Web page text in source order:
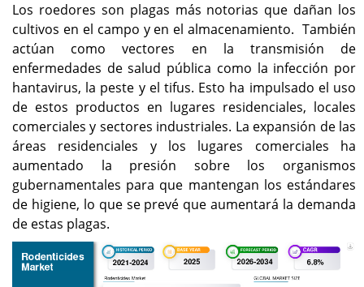
Los roedores son plagas más notorias que dañan los
cultivos en el campo y en el almacenamiento. También
actúan como vectores en la transmisión de
enfermedades de salud pública como la infección por
hantavirus, la peste y el tifus. Esto ha impulsado el uso
de estos productos en lugares residenciales, locales
comerciales y sectores industriales. La expansión de las
áreas residenciales y los lugares comerciales ha
aumentado la presión sobre los organismos
gubernamentales para que mantengan los estándares
de higiene, lo que se prevé que aumentará la demanda
de estas plagas.